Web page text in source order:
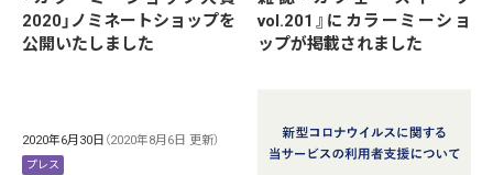
2020」ノミネートショップを
公開いたしました
vol.201』にカラーミーショ
ップが掲載されました
2020年6月30日 （2020年8月6日 更新）
プレス